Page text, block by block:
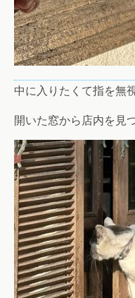
中に入りたくて指を無
開いた窓から店内を見